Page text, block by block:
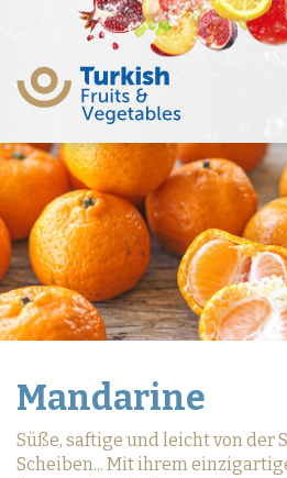
Mandarine
Süße, saftige und leicht von der
Scheiben... Mit ihrem